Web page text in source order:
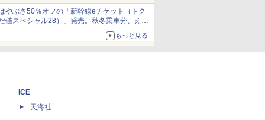
は料金調整を実施
やぶさ50％オフの「新幹線eチケット（トク
値スペシャル28）」発売。秋冬乗車分、えき
もっと見る
ICE
天海社